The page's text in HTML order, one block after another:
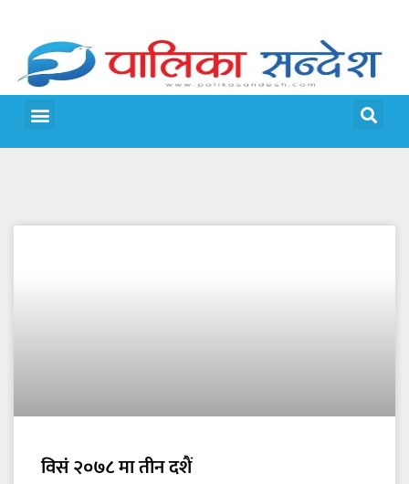
विसं २०७८ मा तीन दशैं